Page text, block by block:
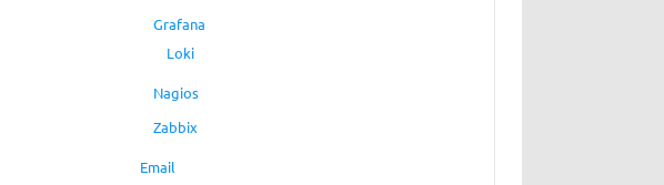
Grafana
Loki
Nagios
Zabbix
Email